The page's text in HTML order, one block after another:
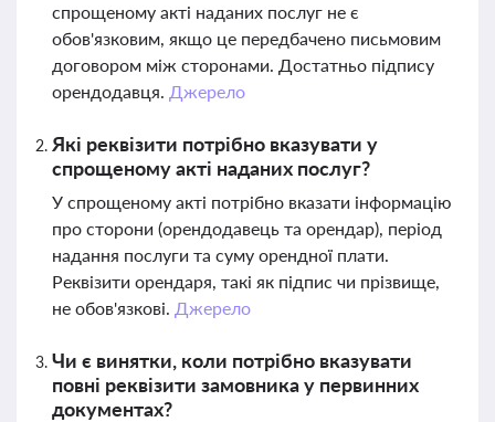
спрощеному акті наданих послуг не є
обов'язковим, якщо це передбачено письмовим
договором між сторонами. Достатньо підпису
орендодавця. Джерело
Які реквізити потрібно вказувати у
спрощеному акті наданих послуг?
У спрощеному акті потрібно вказати інформацію
про сторони (орендодавець та орендар), період
надання послуги та суму орендної плати.
Реквізити орендаря, такі як підпис чи прізвище,
не обов'язкові. Джерело
Чи є винятки, коли потрібно вказувати
повні реквізити замовника у первинних
документах?